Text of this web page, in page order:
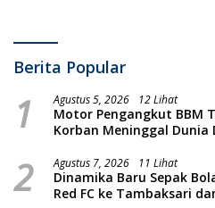
Berita Popular
1 Agustus 5, 2026 12 Lihat
Motor Pengangkut BBM
Korban Meninggal
2 Agustus 7, 2026 11 Lihat
Dinamika Baru Sepak
Red FC ke Tambaksari